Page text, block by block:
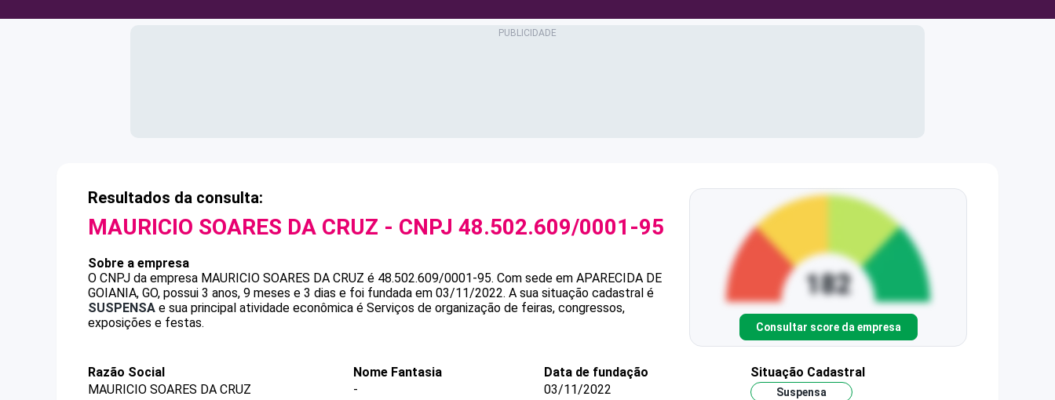
Resultados da consulta:
MAURICIO SOARES DA CRUZ - CNPJ 48.502.609/0001-95
Sobre a empresa
O CNPJ da empresa MAURICIO SOARES DA CRUZ é 48.502.609/0001-95. Com sede em APARECIDA DE
GOIANIA, GO, possui 3 anos, 9 meses e 3 dias e foi fundada em 03/11/2022. A sua situação cadastral é
SUSPENSA e sua principal atividade econômica é Serviços de organização de feiras, congressos,
exposições e festas.
Consultar score da empresa
Razão Social
MAURICIO SOARES DA CRUZ
Nome Fantasia
-
Data de fundação
03/11/2022
Situação Cadastral
Suspensa